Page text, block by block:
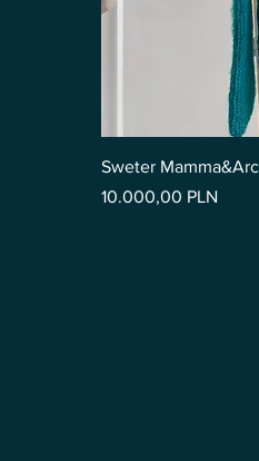
Sweter
Precio
10.000,00 PLN